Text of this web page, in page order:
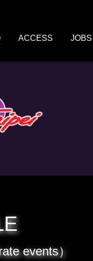
ACCESS JOBS
events）